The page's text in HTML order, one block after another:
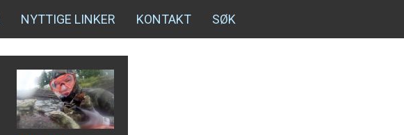
NYTTIGE LINKER KONTAKT SØK